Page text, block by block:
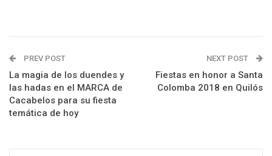
PREV POST
La magia de los duendes y
las hadas en el MARCA de
Cacabelos para su fiesta
temática de hoy
NEXT POST
Fiestas en honor a Santa
Colomba 2018 en Quilós